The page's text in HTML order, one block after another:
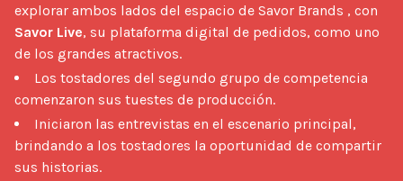
explorar ambos lados del espacio de Savor Brands , con
Savor Live, su plataforma digital de pedidos, como uno
de los grandes atractivos.
Los tostadores del segundo grupo de competencia
comenzaron sus tuestes de producción.
Iniciaron las entrevistas en el escenario principal,
brindando a los tostadores la oportunidad de compartir
sus historias.